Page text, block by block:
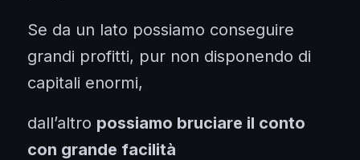
Se da un lato possiamo conseguire
grandi profitti, pur non disponendo di
capitali enormi,
dall’altro possiamo bruciare il conto
con grande facilità